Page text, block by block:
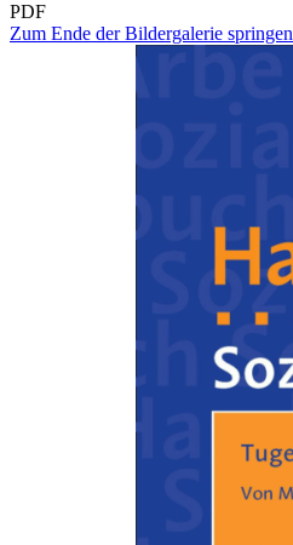
PDF
Zum Ende der Bildergalerie springen